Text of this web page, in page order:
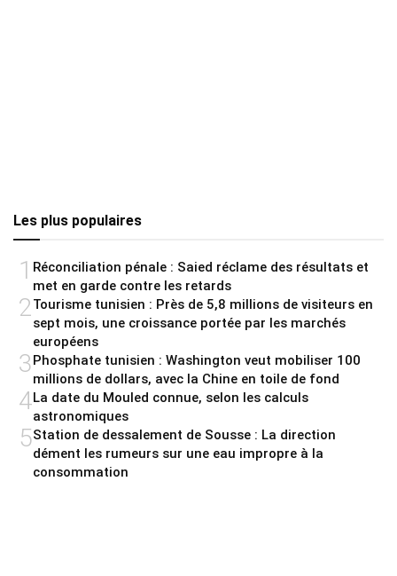
Les plus populaires
1 Réconciliation pénale : Saied réclame des résultats et
met en garde contre les retards
2 Tourisme tunisien : Près de 5,8 millions de visiteurs en
sept mois, une croissance portée par les marchés
européens
3Phosphate tunisien : Washington veut mobiliser 100
millions de dollars, avec la Chine en toile de fond
4La date du Mouled connue, selon les calculs
astronomiques
5Station de dessalement de Sousse : La direction
dément les rumeurs sur une eau impropre à la
consommation